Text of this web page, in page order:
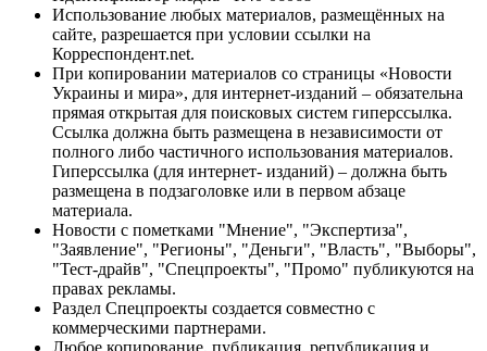
Использование любых материалов, размещённых на
сайте, разрешается при условии ссылки на
Корреспондент.net.
При копировании материалов со страницы «Новости
Украины и мира», для интернет-изданий – обязательна
прямая открытая для поисковых систем гиперссылка.
Ссылка должна быть размещена в независимости от
полного либо частичного использования материалов.
Гиперссылка (для интернет- изданий) – должна быть
размещена в подзаголовке или в первом абзаце
материала.
Новости с пометками "Мнение", "Экспертиза",
"Заявление", "Регионы", "Деньги", "Власть", "Выборы",
"Тест-драйв", "Спецпроекты", "Промо" публикуются на
правах рекламы.
Раздел Спецпроекты создается совместно с
коммерческими партнерами.
Любое копирование, публикация, републикация и